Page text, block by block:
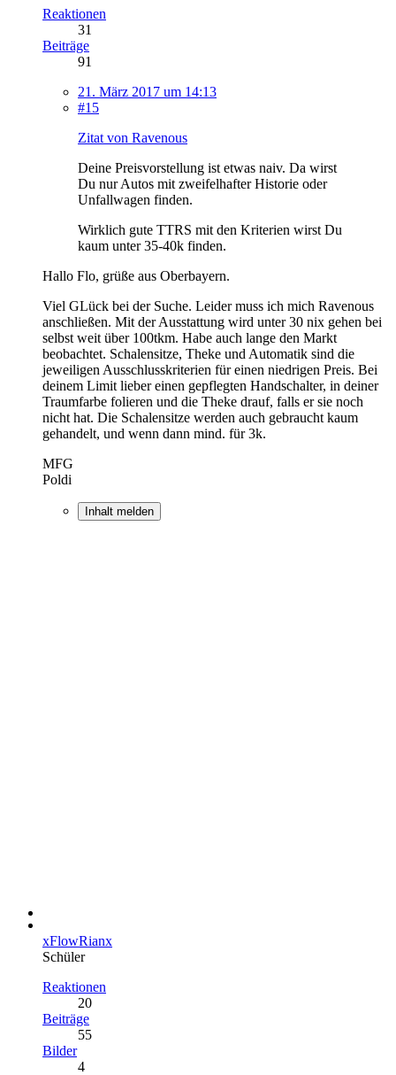
Reaktionen
31
Beiträge
91
21. März 2017 um 14:13
#15
Zitat von Ravenous
Deine Preisvorstellung ist etwas naiv. Da wirst
Du nur Autos mit zweifelhafter Historie oder
Unfallwagen finden.
Wirklich gute TTRS mit den Kriterien wirst Du
kaum unter 35-40k finden.
Hallo Flo, grüße aus Oberbayern.
Viel GLück bei der Suche. Leider muss ich mich Ravenous
anschließen. Mit der Ausstattung wird unter 30 nix gehen bei
selbst weit über 100tkm. Habe auch lange den Markt
beobachtet. Schalensitze, Theke und Automatik sind die
jeweiligen Ausschlusskriterien für einen niedrigen Preis. Bei
deinem Limit lieber einen gepflegten Handschalter, in deiner
Traumfarbe folieren und die Theke drauf, falls er sie noch
nicht hat. Die Schalensitze werden auch gebraucht kaum
gehandelt, und wenn dann mind. für 3k.
MFG
Poldi
Inhalt melden
xFlowRianx
Schüler
Reaktionen
20
Beiträge
55
Bilder
4